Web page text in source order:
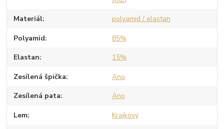
Materiál polyamid / elastan
Polyamid 85%
Elastan 15%
Zesílená špička Ano
Zesílená pata Ano
Lem Krajkový